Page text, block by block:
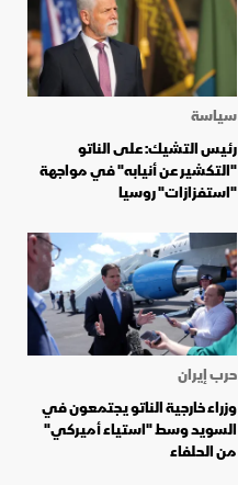
سياسة
رئيس التشيك: على الناتو
"التكشير عن أنيابه" في مواجهة
"استفزازات" روسيا
حرب إيران
وزراء خارجية الناتو يجتمعون في
السويد وسط "استياء أميركي"
من الحلفاء